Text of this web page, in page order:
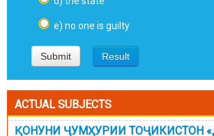
e) no one is guilty
ACTUAL SUBJECTS
ҚОНУНИ ҶУМҲУРИИ ТОҶИКИСТОН